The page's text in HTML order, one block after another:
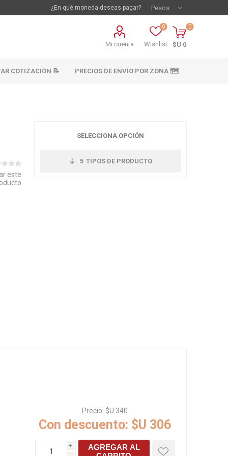
¿En qué moneda deseas pagar?
Mi cuenta Wishlist
0 0
$U 0
COTIZACIÓN 📝 PRECIOS DE ENVÍO POR ZONA 🗺️
este
SELECCIONA OPCIÓN
5 TIPOS DE PRODUCTO
Precio: $U 340
Con descuento: $U 306
i
AGREGAR AL